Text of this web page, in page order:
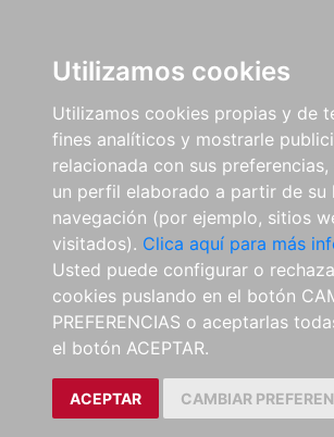
Utilizamos cookies
Utilizamos cookies propias y de
fines analíticos y mostrarle
relacionada con sus preferencias,
un perfil elaborado a partir de su
navegación (por ejemplo, sitios
visitados). Clica aquí para más
Usted puede configurar o
cookies puslando en el botón
PREFERENCIAS o aceptarlas
el botón ACEPTAR.
ACEPTAR CAMBIAR